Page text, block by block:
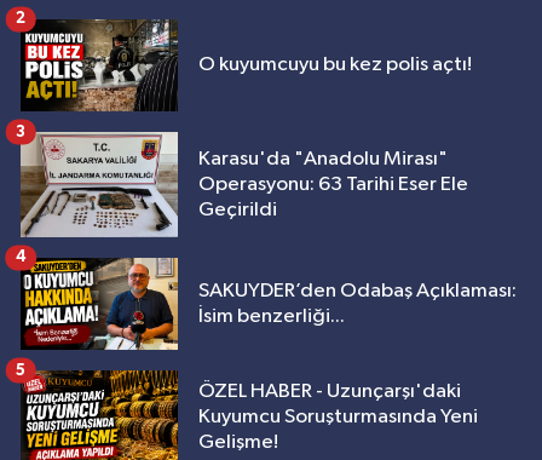
O kuyumcuyu bu kez polis açtı!
2
Karasu'da "Anadolu Mirası"
Operasyonu: 63 Tarihi Eser Ele
Geçirildi
3
SAKUYDER’den Odabaş Açıklaması:
İsim benzerliği...
4
ÖZEL HABER - Uzunçarşı'daki
Kuyumcu Soruşturmasında Yeni
Gelişme!
5